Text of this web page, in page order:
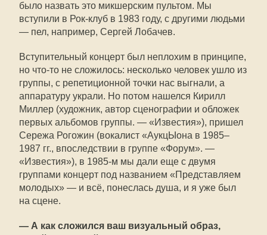
было назвать это микшерским пультом. Мы
вступили в Рок-клуб в 1983 году, с другими людьми
— пел, например, Сергей Лобачев.
Вступительный концерт был неплохим в принципе,
но что-то не сложилось: несколько человек ушло из
группы, с репетиционной точки нас выгнали, а
аппаратуру украли. Но потом нашелся Кирилл
Миллер (художник, автор сценографии и обложек
первых альбомов группы. — «Известия»), пришел
Сережа Рогожин (вокалист «АукцЫона в 1985–
1987 гг., впоследствии в группе «Форум». —
«Известия»), в 1985-м мы дали еще с двумя
группами концерт под названием «Представляем
молодых» — и всё, понеслась душа, и я уже был
на сцене.
— А как сложился ваш визуальный образ,